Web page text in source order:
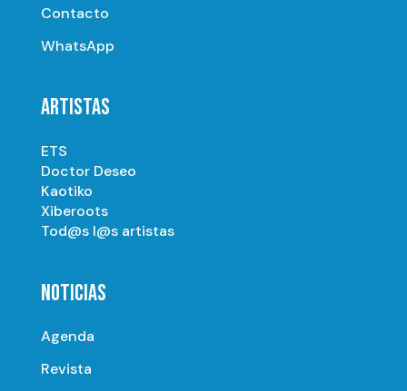
Contacto
WhatsApp
ARTISTAS
ETS
Doctor Deseo
Kaotiko
Xiberoots
Tod@s l@s artistas
NOTICIAS
Agenda
Revista